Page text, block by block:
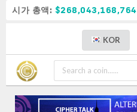
시가 총액: $268,043,168,764
KOR